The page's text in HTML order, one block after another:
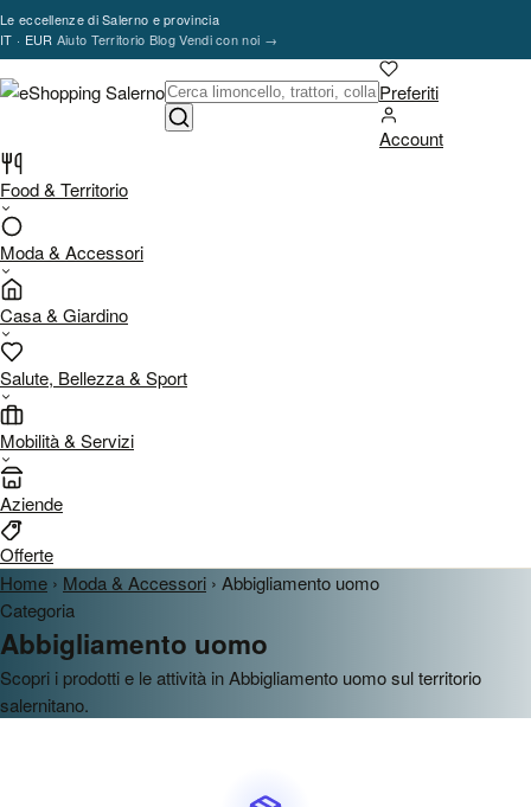
Vai al contenuto
Le eccellenze di Salerno e provincia
IT · EUR Aiuto Territorio BlogVendi con noi →
Preferiti
Account
Food & Territorio
Moda & Accessori
Casa & Giardino
Salute, Bellezza & Sport
Mobilità & Servizi
Aziende
Offerte
Home › Moda & Accessori › Abbigliamento uomo
Categoria
Abbigliamento uomo
Scopri i prodotti e le attività in Abbigliamento uomo sul territorio
salernitano.